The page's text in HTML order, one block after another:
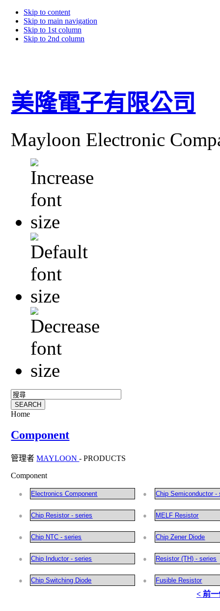
Skip to content
Skip to main navigation
Skip to 1st column
Skip to 2nd column
美隆電子有限公司
Mayloon Electronic
Home
Component
管理者MAYLOON-PRODUCTS
Component
● Electronics Component ● Chip Semiconductor -
● Chip Resistor - series ● MELF Resistor
● Chip NTC - series ● Chip Zener Diode
● Chip Inductor - series ● Resistor (TH) - series
● Chip Switching Diode ● Fusible Resistor
< 前一